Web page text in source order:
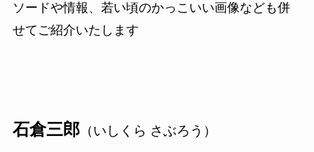
ソードや情報、若い頃のかっこいい画像なども併
せてご紹介いたします
石倉三郎（いしくら さぶろう）